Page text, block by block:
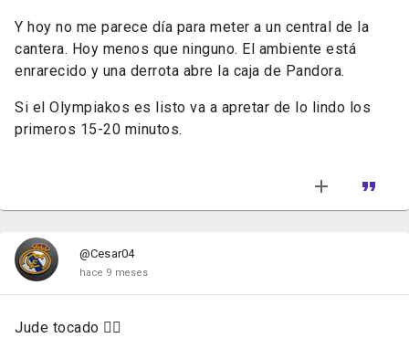
Y hoy no me parece día para meter a un central de la
cantera. Hoy menos que ninguno. El ambiente está
enrarecido y una derrota abre la caja de Pandora.
Si el Olympiakos es listo va a apretar de lo lindo los
primeros 15-20 minutos.
@Cesar04
hace 9 meses
Jude tocado 🤦‍♂️